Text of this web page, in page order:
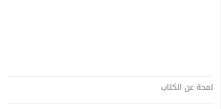
لمحة عن الكتاب